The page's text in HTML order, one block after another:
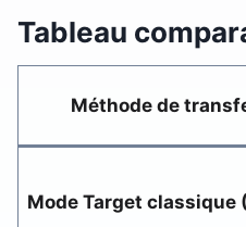
Tableau
Méthode de
Mode Target classique